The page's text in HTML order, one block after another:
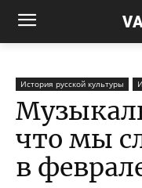
История русской культуры
что мы
в